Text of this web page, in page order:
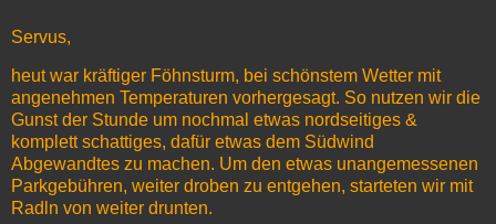
Servus,
heut war kräftiger Föhnsturm, bei schönstem Wetter mit
angenehmen Temperaturen vorhergesagt. So nutzen wir die
Gunst der Stunde um nochmal etwas nordseitiges &
komplett schattiges, dafür etwas dem Südwind
Abgewandtes zu machen. Um den etwas unangemessenen
Parkgebühren, weiter droben zu entgehen, starteten wir mit
Radln von weiter drunten.